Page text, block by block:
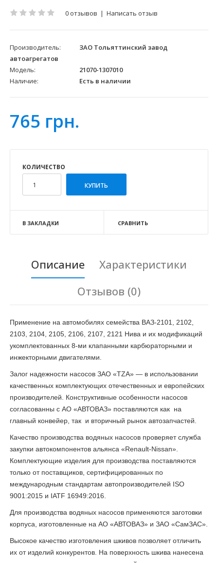
0 отзывов | Написать отзыв
Производитель:
ЗАО Тольяттинский завод
автоагрегатов
Модель:
21070-1307010
Наличие:
Есть в наличии
765 грн.
КОЛИЧЕСТВО
В ЗАКЛАДКИ СРАВНИТЬ
Описание
Характеристики
Отзывов (0)
Применение на автомобилях семейства ВАЗ-2101, 2102,
2103, 2104, 2105, 2106, 2107, 2121 Нива и их модификаций
укомплектованных 8-ми клапанными карбюраторными и
инжекторными двигателями.
Залог надежности насосов ЗАО «ТZА» — в использовании
качественных комплектующих отечественных и европейских
производителей. Конструктивные особенности насосов
согласованны с АО «АВТОВАЗ» поставляются как на
главный конвейер, так и вторичный рынок автозапчастей.
Качество производства водяных насосов проверяет служба
закупки автокомпонентов альянса «Renault-Nissan».
Комплектующие изделия для производства поставляются
только от поставщиков, сертифицированных по
международным стандартам автопроизводителей ISO
9001:2015 и IATF 16949:2016.
Для производства водяных насосов применяются заготовки
корпуса, изготовленные на АО «АВТОВАЗ» и ЗАО «СамЗАС».
Высокое качество изготовления шкивов позволяет отличить
их от изделий конкурентов. На поверхность шкива нанесена